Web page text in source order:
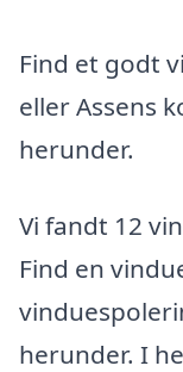
Find et godt
eller Assens
herunder.
Vi fandt 12
Find en
herunder. I